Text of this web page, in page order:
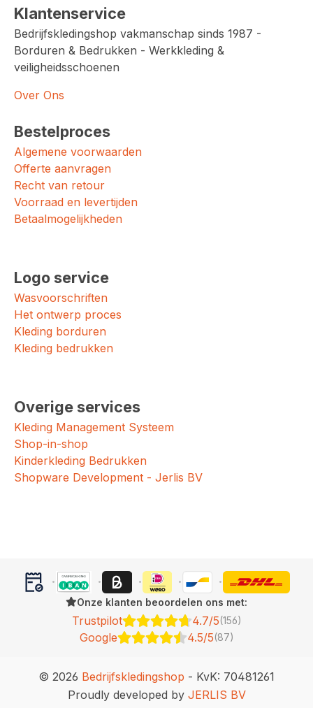
Klantenservice
Bedrijfskledingshop vakmanschap sinds 1987 -
Borduren & Bedrukken - Werkkleding &
veiligheidsschoenen
Over Ons
Bestelproces
Algemene voorwaarden
Offerte aanvragen
Recht van retour
Voorraad en levertijden
Betaalmogelijkheden
Logo service
Wasvoorschriften
Het ontwerp proces
Kleding borduren
Kleding bedrukken
Overige services
Kleding Management Systeem
Shop-in-shop
Kinderkleding Bedrukken
Shopware Development - Jerlis BV
Onze klanten beoordelen ons met:
Trustpilot 4.7/5(156)
Google 4.5/5(87)
© 2026 Bedrijfskledingshop - KvK: 70481261
Proudly developed by JERLIS BV